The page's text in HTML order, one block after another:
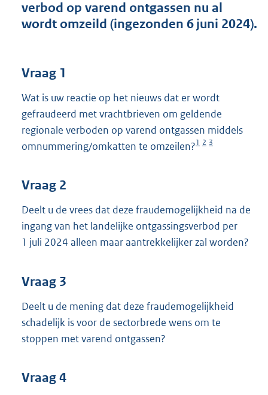
r
o
0
K
b
verbod op varend ontgassen nu al
wordt omzeild (ingezonden 6 juni 2024).
Vraag 1
Wat is uw reactie op het nieuws dat er wordt
gefraudeerd met vrachtbrieven om geldende
regionale verboden op varend ontgassen middels
omnummering/omkatten te omzeilen?1 2 3
Vraag 2
Deelt u de vrees dat deze fraudemogelijkheid na de
ingang van het landelijke ontgassingsverbod per
1 juli 2024 alleen maar aantrekkelijker zal worden?
Vraag 3
Deelt u de mening dat deze fraudemogelijkheid
schadelijk is voor de sectorbrede wens om te
stoppen met varend ontgassen?
Vraag 4